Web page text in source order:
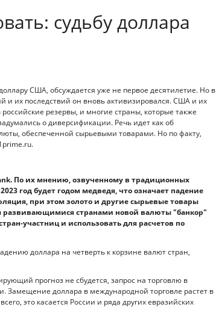
судьбу доллара
США, обсуждается уже не первое десятилетие. Но в
и их последствий он вновь активизировался. США и их
резервы, и многие страны, которые также
о диверсификации. Речь идет как об
обеспеченной сырьевыми товарами. Но по факту,
По их мнению, озвученному в традиционных
год будет годом медведя, что означает падение
при этом золото и другие сырьевые товары
развивающимися странами новой валюты "банкор"
участниц и использовать для расчетов по
доллара на четверть к корзине валют стран,
прогноз не сбудется, запрос на торговлю в
Замещение доллара в международной торговле растет в
это касается России и ряда других евразийских